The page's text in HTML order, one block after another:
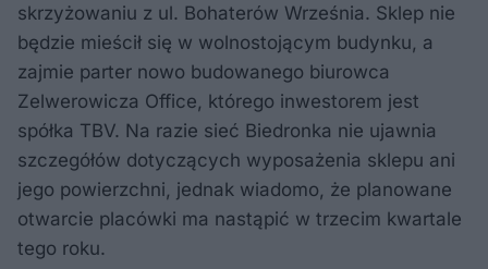
skrzyżowaniu z ul. Bohaterów Września. Sklep nie
będzie mieścił się w wolnostojącym budynku, a
zajmie parter nowo budowanego biurowca
Zelwerowicza Office, którego inwestorem jest
spółka TBV. Na razie sieć Biedronka nie ujawnia
szczegółów dotyczących wyposażenia sklepu ani
jego powierzchni, jednak wiadomo, że planowane
otwarcie placówki ma nastąpić w trzecim kwartale
tego roku.